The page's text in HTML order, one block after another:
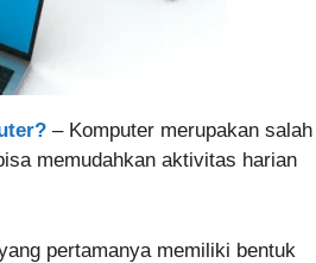
– Komputer merupakan salah
memudahkan aktivitas harian
pertamanya memiliki bentuk